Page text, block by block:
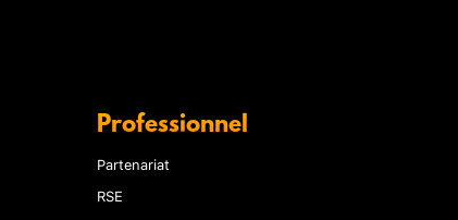
Professionnel
Partenariat
RSE